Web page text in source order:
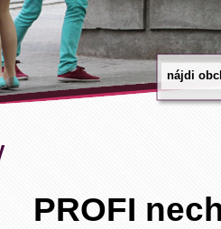
PROFI